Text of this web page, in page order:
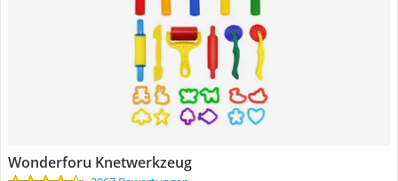
Wonderforu Knetwerkzeug